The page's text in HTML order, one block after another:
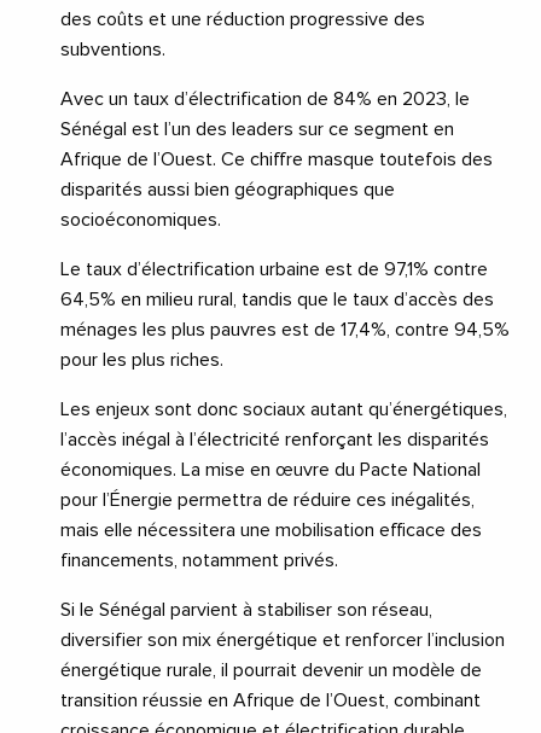
des coûts et une réduction progressive des
subventions.
Avec un taux d’électrification de 84% en 2023, le
Sénégal est l’un des leaders sur ce segment en
Afrique de l’Ouest. Ce chiffre masque toutefois des
disparités aussi bien géographiques que
socioéconomiques.
Le taux d’électrification urbaine est de 97,1% contre
64,5% en milieu rural, tandis que le taux d’accès des
ménages les plus pauvres est de 17,4%, contre 94,5%
pour les plus riches.
Les enjeux sont donc sociaux autant qu’énergétiques,
l’accès inégal à l’électricité renforçant les disparités
économiques. La mise en œuvre du Pacte National
pour l’Énergie permettra de réduire ces inégalités,
mais elle nécessitera une mobilisation efficace des
financements, notamment privés.
Si le Sénégal parvient à stabiliser son réseau,
diversifier son mix énergétique et renforcer l’inclusion
énergétique rurale, il pourrait devenir un modèle de
transition réussie en Afrique de l’Ouest, combinant